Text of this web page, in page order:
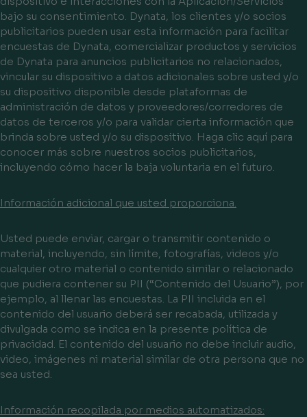
bajo su consentimiento. Dynata, los clientes y/o socios
publicitarios pueden usar esta información para facilitar
encuestas de Dynata, comercializar productos y servicios
de Dynata para anuncios publicitarios no relacionados,
vincular su dispositivo a datos adicionales sobre usted y/o
su dispositivo disponible desde plataformas de
administración de datos y proveedores/corredores de
datos de terceros y/o para validar cierta información que
brinda sobre usted y/o su dispositivo. Haga clic aquí para
conocer más sobre nuestros socios publicitarios,
incluyendo cómo hacer la baja voluntaria en el futuro.
Información adicional que usted proporciona.
Usted puede enviar, cargar o transmitir contenido o
material, incluyendo, sin límite, fotografías, videos y/o
cualquier otro material o contenido similar o relacionado
que pudiera contener su PII (“Contenido del Usuario”), por
ejemplo, al llenar las encuestas. La PII incluida en el
contenido del usuario deberá ser recabada, utilizada y
divulgada como se indica en la presente política de
privacidad. El contenido del usuario no debe incluir audio,
video, imágenes ni material similar de otra persona que no
sea usted.
Información recopilada por medios automatizados: